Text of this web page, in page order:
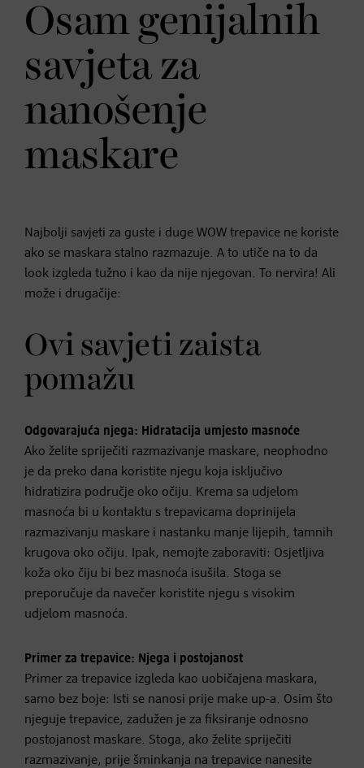
Osam genijalnih
savjeta za
nanošenje
maskare
Najbolji savjeti za guste i duge WOW trepavice ne koriste
ako se maskara stalno razmazuje. A to utiče na to da
look izgleda tužno i kao da nije njegovan. To nervira! Ali
može i drugačije:
Ovi savjeti zaista
pomažu
Odgovarajuća njega: Hidratacija umjesto masnoće
Ako želite spriječiti razmazivanje maskare, neophodno
je da preko dana koristite njegu koja isključivo
hidratizira područje oko očiju. Krema sa udjelom
masnoća bi u kontaktu s trepavicama doprinijela
razmazivanju maskare i nastanku manje lijepih, tamnih
krugova oko očiju. Ipak, nemojte zaboraviti: Osjetljiva
koža oko čiju bi bez masnoća isušila. Stoga se
preporučuje da navečer koristite njegu s visokim
udjelom masnoća.
Primer za trepavice: Njega i postojanost
Primer za trepavice izgleda kao uobičajena maskara,
samo bez boje: Isti se nanosi prije make up-a. Osim što
njeguje trepavice, zadužen je za fiksiranje odnosno
postojanost maskare. Stoga, ako želite spriječiti
razmazivanje, prije šminkanja na trepavice nanesite